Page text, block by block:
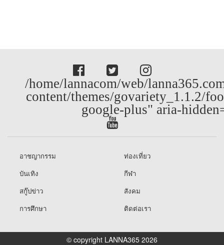
/home/lannacom/web/
content/themes/govariety_1.1.2/
google-plus" aria-
อาชญากรรม
ท่องเที่ยว
บันเทิง
กีฬา
สกู๊ปข่าว
สังคม
การศึกษา
ติดต่อเรา
© copyright LANNA365 2026